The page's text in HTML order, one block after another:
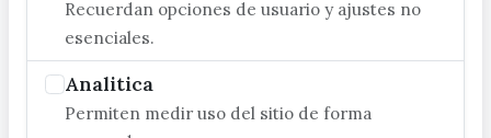
Recuerdan opciones de usuario y ajustes no
esenciales.
Analitica
Permiten medir uso del sitio de forma